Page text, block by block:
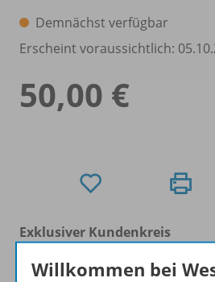
Demnächst verfügbar
Erscheint voraussichtlich:
50,00 €
Exklusiver Kundenkreis
Ausbildern/Ausbilderinnen,
Willkommen bei